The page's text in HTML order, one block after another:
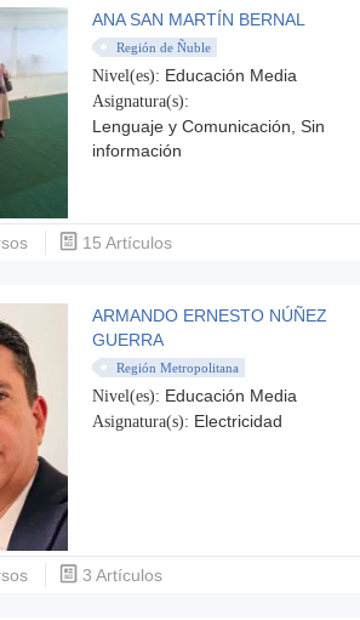
ANA SAN MARTÍN BERNAL
Región de Ñuble
Nivel(es): Educación Media
Asignatura(s):
Lenguaje y Comunicación, Sin
información
15 Artículos
ARMANDO ERNESTO NÚÑEZ
GUERRA
Región Metropolitana
Nivel(es): Educación Media
Asignatura(s): Electricidad
3 Artículos